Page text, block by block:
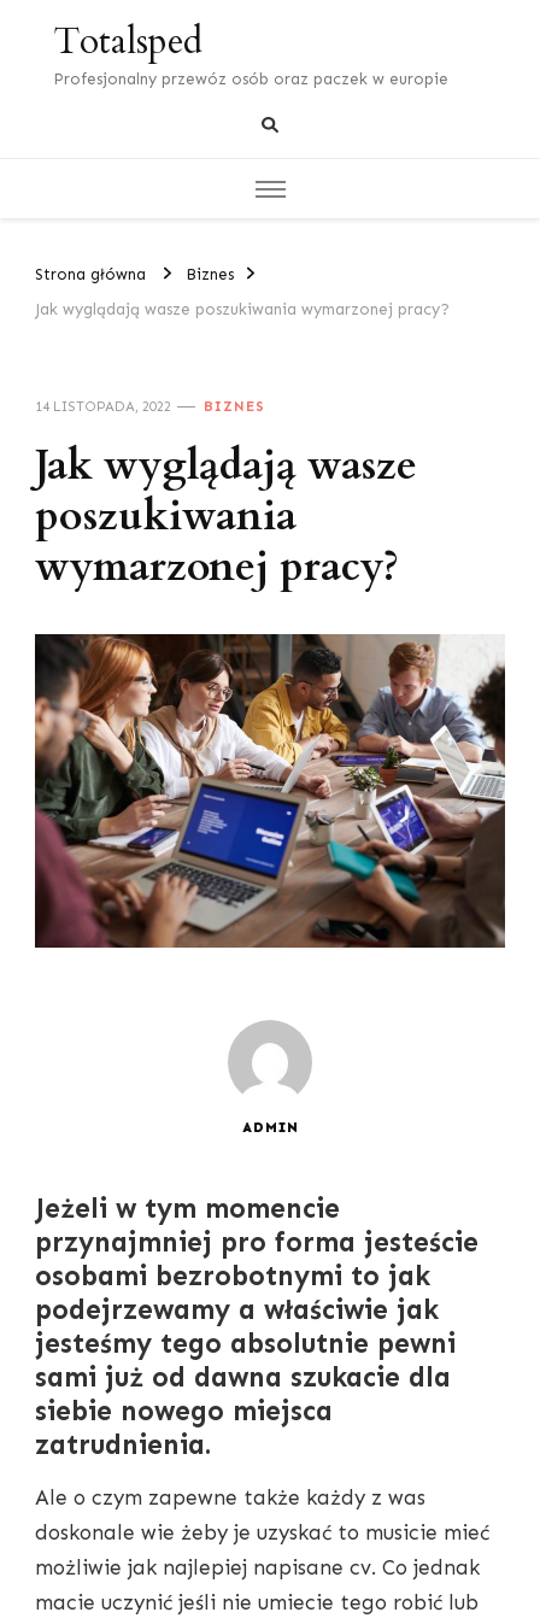
Totalsped
Profesjonalny przewóz osób oraz paczek w europie
Strona główna
Biznes
Jak wyglądają wasze poszukiwania wymarzonej pracy?
14 LISTOPADA, 2022 BIZNES
Jak wyglądają wasze
poszukiwania
wymarzonej pracy?
ADMIN
Jeżeli w tym momencie
przynajmniej pro forma jesteście
osobami bezrobotnymi to jak
podejrzewamy a właściwie jak
jesteśmy tego absolutnie pewni
sami już od dawna szukacie dla
siebie nowego miejsca
zatrudnienia.
Ale o czym zapewne także każdy z was
doskonale wie żeby je uzyskać to musicie mieć
możliwie jak najlepiej napisane cv. Co jednak
macie uczynić jeśli nie umiecie tego robić lub